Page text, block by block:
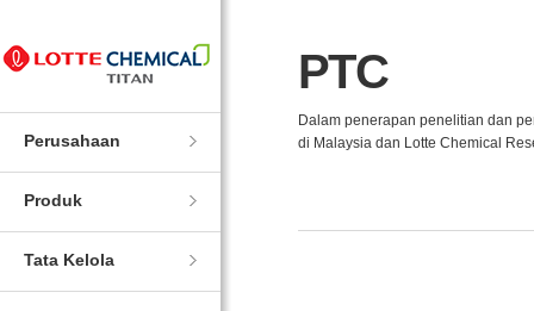
Navigation
Contents
Perusahaan
Produk
Tata Kelola
PTC
Dalam penerapan penelitian dan
di Malaysia dan Lotte Chemical